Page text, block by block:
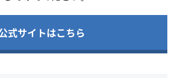
式サイトはこちら